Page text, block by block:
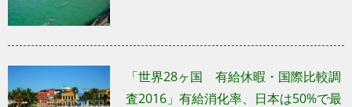
「世界28ヶ国 有給休暇・国際比較調
査2016」有給消化率、日本は50%で最